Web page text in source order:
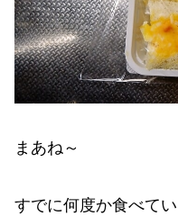
まあね～
すでに何度か食べて